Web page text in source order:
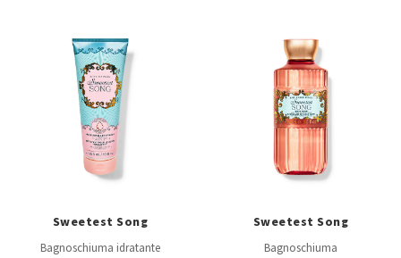
Sweetest Song
Bagnoschiuma idratante
Sweetest Song
Bagnoschiuma